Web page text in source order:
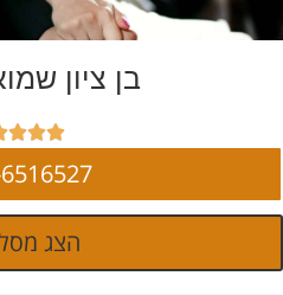
בן ציון



הצג